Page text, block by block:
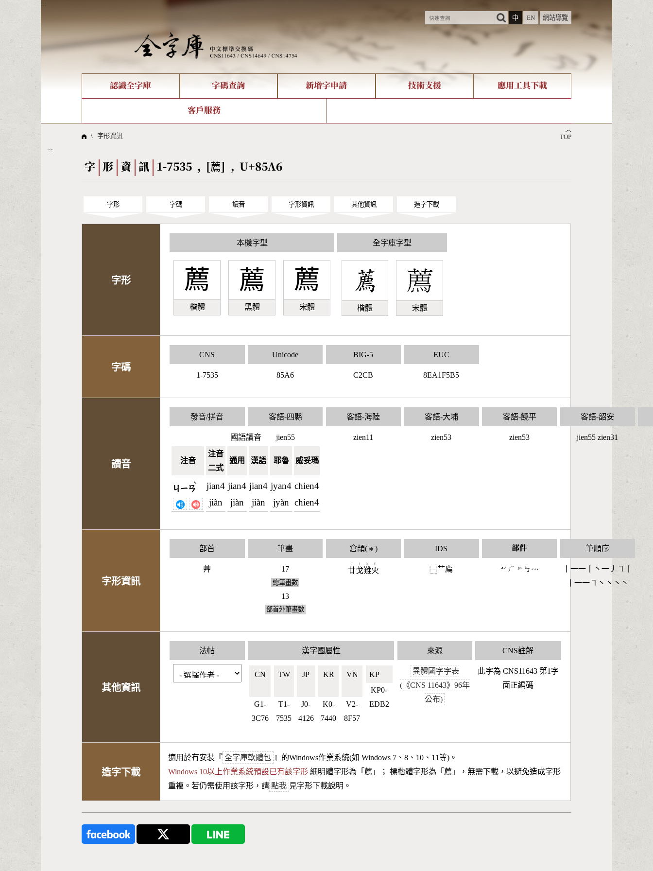
:::
中
EN 網站導覽
認識全字庫
全字庫現況
線上教學
字碼查詢
部件查詢
倉頡查詢
Big5查詢 拼音查詢
新增字申請 技術支援
造字解決方案
應用工具下載
字形下載
客戶服務
問題集
︿
TOP
\ 字形資訊
:::
字 形 資 訊 1-7535 , [薦] , U+85A6
字形 字碼 讀音 字形資訊 其他資訊 造字下載
字形
本機字型
薦
楷體
薦
黑體
薦
宋體
全字庫字型
楷體 宋體
字碼
CNS
1-7535
Unicode
85A6
BIG-5
C2CB
EUC
8EA1F5B5
讀音
發音/拼音
國語讀音
注音
注音
二式
通用 漢語 耶魯 威妥瑪
ㄐㄧㄢ
ˋ
jian4
jiàn
jian4
jiàn
jian4
jiàn
jyan4
jyàn
chien4
chien4
客語-四縣
jien55
客語-海陸
zien11
客語-大埔
zien53
客語-饒平
zien53
客語-韶安
jien55 zien31
字形資訊
部首
艸
筆畫
17
總筆畫數
13
部首外筆畫數
倉頡( ✱ )
廿
T
戈
I
難
X
火
F
IDS
⿱艹廌
部件
󶃋󶂉󶄍󶀢󶃺
筆順序
丨一一丨丶一丿㇕丨
丨一一㇕丶丶丶丶
其他資訊
法帖 漢字國屬性
CN
G1-
3C76
TW
T1-
7535
JP
J0-
4126
KR
K0-
7440
VN
V2-
8F57
KP🇰🇵
KP0-
EDB2
來源
異體國字字表
(《CNS 11643》96年
公布)
CNS註解
此字為 CNS11643 第1字
面正編碼
造字下載
適用於有安裝『 全字庫軟體包 』的Windows作業系統(如 Windows 7、8、10、11等)。
Windows 10以上作業系統預設已有該字形 細明體字形為「 薦 」； 標楷體字形為「 薦 」，無需下載，以避免造成字形
重複。若仍需使用該字形，請 點我 見字形下載說明。